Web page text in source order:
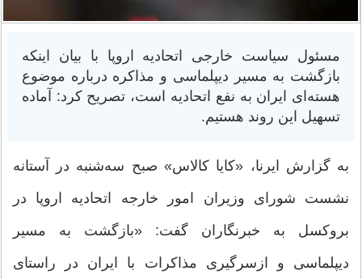
مسئول سیاست خارجی اتحادیه اروپا با بیان اینکه
بازگشت به مسیر دیپلماسی و مذاکره درباره موضوع
هسته‌ای ایران به نفع اتحادیه است، تصریح کرد: آماده
تسهیل این روند هستیم.
به گزارش ایرنا، «کایا کالاس» صبح سه‌شنبه در آستانه
نشست شورای وزیران امور خارجه اتحادیه اروپا در
بروکسل به خبرنگاران گفت: «بازگشت به مسیر
دیپلماسی و ازسرگیری مذاکرات با ایران در راستای